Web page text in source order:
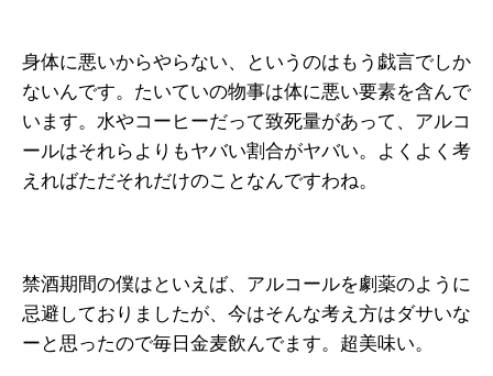
身体に悪いからやらない、というのはもう戯言でしか
ないんです。たいていの物事は体に悪い要素を含んで
います。水やコーヒーだって致死量があって、アルコ
ールはそれらよりもヤバい割合がヤバい。よくよく考
えればただそれだけのことなんですわね。
禁酒期間の僕はといえば、アルコールを劇薬のように
忌避しておりましたが、今はそんな考え方はダサいな
ーと思ったので毎日金麦飲んでます。超美味い。